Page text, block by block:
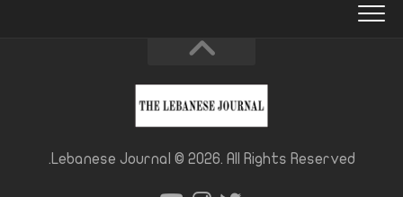
Lebanese Journal © 2026. All Rights Reserved.